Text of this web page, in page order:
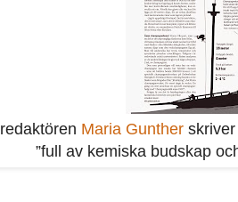
Maria Guntherskriver
”full av kemiska budskap